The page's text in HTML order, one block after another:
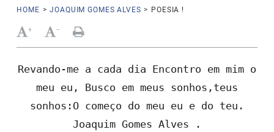
HOME > JOAQUIM GOMES ALVES > POESIA !
+ -
Revando-me a cada dia Encontro em mim o
meu eu, Busco em meus sonhos,teus
sonhos: O começo do meu eu e do teu.
Joaquim Gomes Alves .